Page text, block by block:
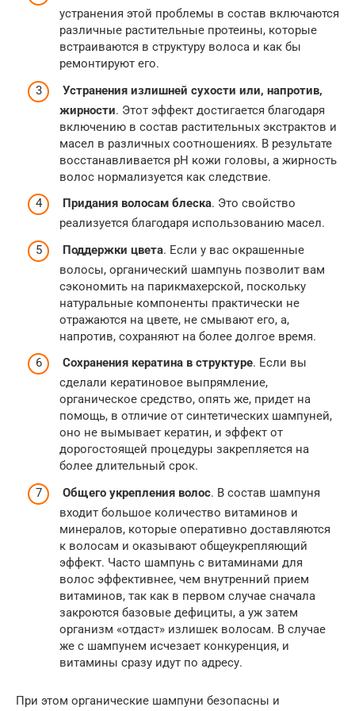
устранения этой проблемы в состав включаются
различные растительные протеины, которые
встраиваются в структуру волоса и как бы
ремонтируют его.
Устранения излишней сухости или, напротив,
жирности. Этот эффект достигается благодаря
включению в состав растительных экстрактов и
масел в различных соотношениях. В результате
восстанавливается pH кожи головы, а жирность
волос нормализуется как следствие.
Придания волосам блеска. Это свойство
реализуется благодаря использованию масел.
Поддержки цвета. Если у вас окрашенные
волосы, органический шампунь позволит вам
сэкономить на парикмахерской, поскольку
натуральные компоненты практически не
отражаются на цвете, не смывают его, а,
напротив, сохраняют на более долгое время.
Сохранения кератина в структуре. Если вы
сделали кератиновое выпрямление,
органическое средство, опять же, придет на
помощь, в отличие от синтетических шампуней,
оно не вымывает кератин, и эффект от
дорогостоящей процедуры закрепляется на
более длительный срок.
Общего укрепления волос. В состав шампуня
входит большое количество витаминов и
минералов, которые оперативно доставляются
к волосам и оказывают общеукрепляющий
эффект. Часто шампунь с витаминами для
волос эффективнее, чем внутренний прием
витаминов, так как в первом случае сначала
закроются базовые дефициты, а уж затем
организм «отдаст» излишек волосам. В случае
же с шампунем исчезает конкуренция, и
витамины сразу идут по адресу.
При этом органические шампуни безопасны и